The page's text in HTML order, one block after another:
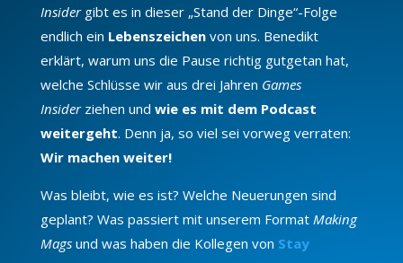
Insider gibt es in dieser „Stand der Dinge“-Folge
endlich ein Lebenszeichenvon uns. Benedikt
erklärt, warum uns die Pause richtig gutgetan hat,
welche Schlüsse wir aus drei Jahren Games
Insiderziehen und wie es mit dem Podcast
weitergeht. Denn ja, so viel sei vorweg verraten:
Wir machen weiter!
Was bleibt, wie es ist? Welche Neuerungen sind
geplant? Was passiert mit unserem Format Making
Mags und was haben die Kollegen von Stay